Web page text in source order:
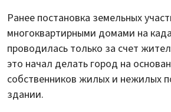
Ранее постановка земельных
многоквартирными домами на
проводилась только за счет
это начал делать город на
собственников жилых и нежилых
здании.